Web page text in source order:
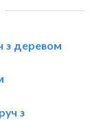
з деревом
з